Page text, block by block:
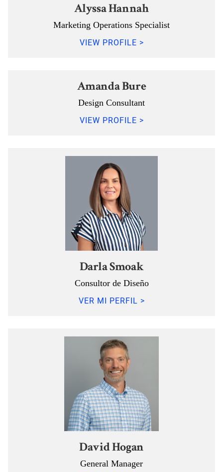
Alyssa Hannah
Marketing Operations Specialist
VIEW PROFILE >
Amanda Bure
Design Consultant
VIEW PROFILE >
Darla Smoak
Consultor de Diseño
VER MI PERFIL >
David Hogan
General Manager